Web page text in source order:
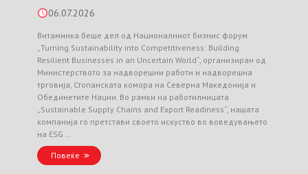
06.07.2026
Витаминка беше дел од Националниот бизнис форум
„Turning Sustainability into Competitiveness: Building
Resilient Businesses in an Uncertain World“, организиран од
Министерството за надворешни работи и надворешна
трговија, Стопанската комора на Северна Македонија и
Обединетите Нации. Во рамки на работилницата
„Sustainable Supply Chains and Export Readiness“, нашата
компанија го претстави своето искуство во воведувањето
на ESG …
Повеќе